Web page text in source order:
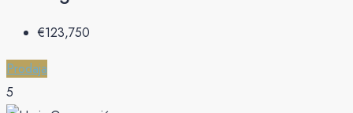
€‎123,750
Prodaja
5